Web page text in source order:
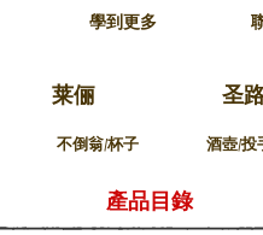
學到更多
莱俪 圣
不倒翁/杯子 酒壺/投
產品目錄